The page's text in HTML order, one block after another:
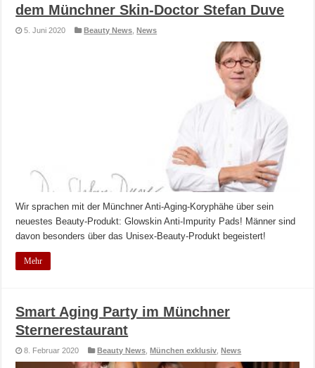
dem Münchner Skin-Doctor Stefan Duve
5. Juni 2020 Beauty News ,News
Wir sprachen mit der Münchner Anti-Aging-Koryphähe über sein
neuestes Beauty-Produkt: Glowskin Anti-Impurity Pads! Männer sind
davon besonders über das Unisex-Beauty-Produkt begeistert!
Mehr
Smart Aging Party im Münchner
Sternerestaurant
8. Februar 2020 Beauty News München exklusiv News